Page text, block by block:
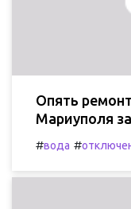
Опять
Мариуполя
#вода #